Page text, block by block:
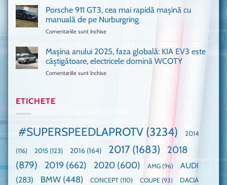
în
UK,
nevoie
de
VANS!
Am
pus
umărul
cu
mai
mare
paradă
de
dube
Porsche 911 GT3, cea mai rapidă mașină cu
manuală de pe Nurburgring
Comentariile sunt închise
911
GT3,
cea
pe
Nurburgring
Mașina anului 2025, faza globală: KIA EV3 este
câștigătoare, electricele domină WCOTY
Comentariile sunt închise
EV3
câștigătoare,
domină
WCOTY
ETICHETE
#SUPERSPEEDLAPROTV (3234) 2014
(116) 2015 (123) 2016 (164) 2017 (1683)
2018
(879)
2019 (662) 2020 (600) AMG (96)
AUDI
(283)
BMW (448) CONCEPT (110) COUPE (93)
DACIA